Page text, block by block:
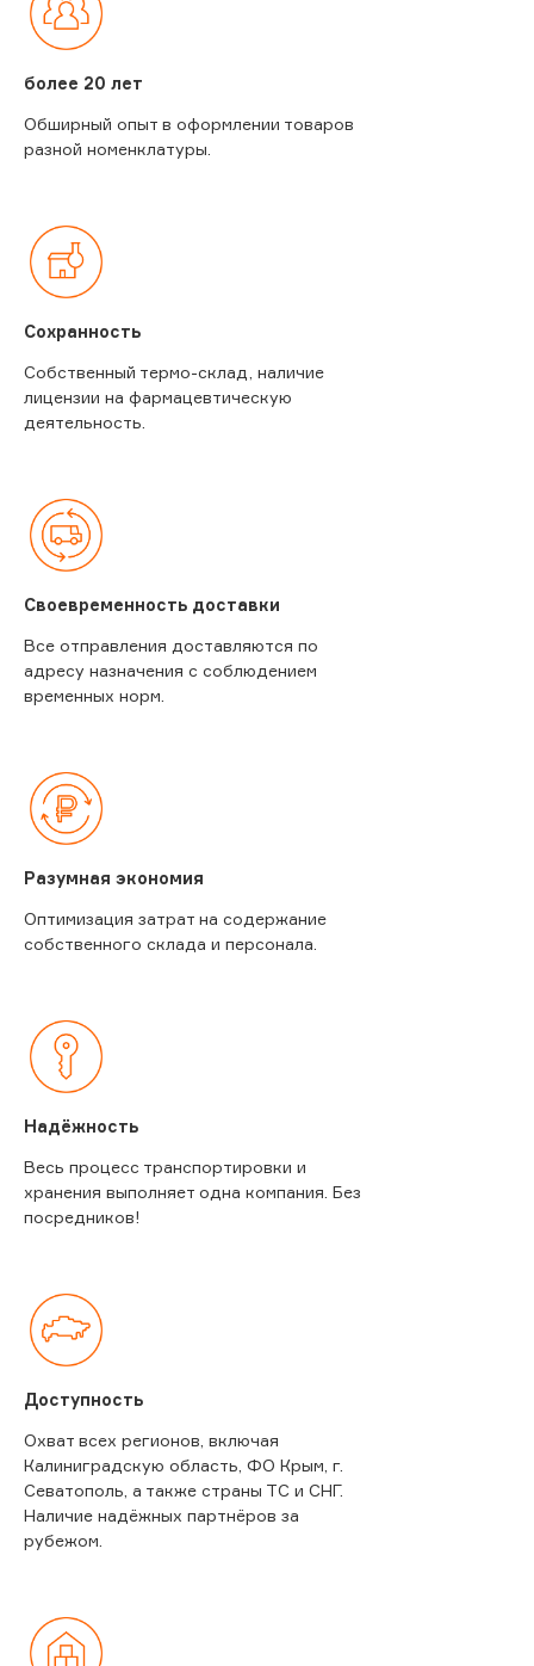
более 20 лет
Обширный опыт в оформлении товаров
разной номенклатуры.
Сохранность
Собственный термо-склад, наличие
лицензии на фармацевтическую
деятельность.
Своевременность доставки
Все отправления доставляются по
адресу назначения с соблюдением
временных норм.
Разумная экономия
Оптимизация затрат на содержание
собственного склада и персонала.
Надёжность
Весь процесс транспортировки и
хранения выполняет одна компания. Без
посредников!
Доступность
Охват всех регионов, включая
Калиниградскую область, ФО Крым, г.
Севатополь, а также страны ТС и СНГ.
Наличие надёжных партнёров за
рубежом.